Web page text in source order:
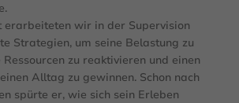
erarbeiteten wir in der Supervision
Strategien, um seine Belastung zu
zu reaktivieren und einen
Alltag zu gewinnen. Schon nach
spürte er, wie sich sein Erleben